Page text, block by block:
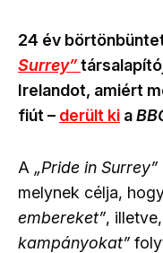
24 év
Surrey”
Irelandot, amiért
fiút – derült ki a
A „Pride in Surrey”
melynek célja,
embereket”,
kampányokat”